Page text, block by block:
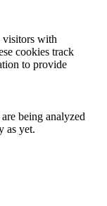
visitors with
cookies track
to provide
being analyzed
as yet.